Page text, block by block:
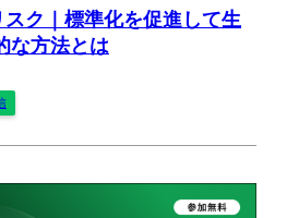
ク｜標準化を促進して生
な方法とは